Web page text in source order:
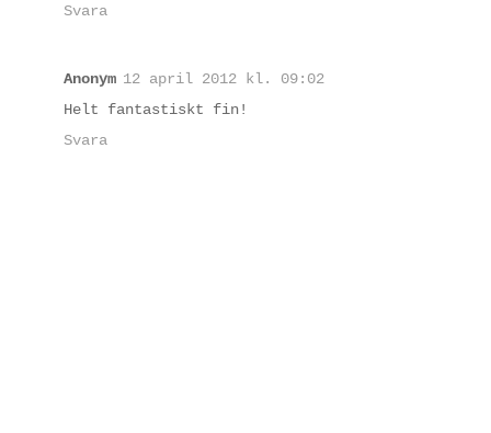
Svara
Anonym 12 april 2012 kl. 09:02
Helt fantastiskt fin!
Svara